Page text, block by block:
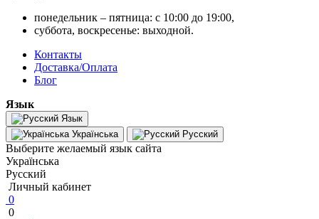
понедельник – пятница: с 10:00 до 19:00,
суббота, воскресенье: выходной.
Контакты
Доставка/Оплата
Блог
Язык
Язык
Українська
Русский
Выберите желаемый язык сайта
Українська
Русский
Личный кабинет
0
0